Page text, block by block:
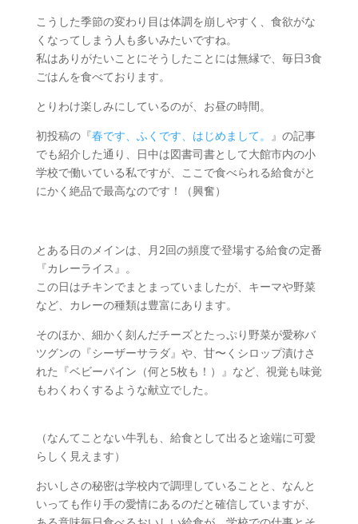
こうした季節の変わり目は体調を崩しやすく、食欲がな
くなってしまう人も多いみたいですね。
私はありがたいことにそうしたことには無縁で、毎日3食
ごはんを食べております。
とりわけ楽しみにしているのが、お昼の時間。
初投稿の『春です、ふくです、はじめまして。 』の記事
でも紹介した通り、日中は図書司書として大館市内の小
学校で働いている私ですが、ここで食べられる給食がと
にかく絶品で最高なのです！（興奮）
とある日のメインは、月2回の頻度で登場する給食の定番
『カレーライス』。
この日はチキンでまとまっていましたが、キーマや野菜
など、カレーの種類は豊富にあります。
そのほか、細かく刻んだチーズとたっぷり野菜が愛称バ
ツグンの『シーザーサラダ』や、甘〜くシロップ漬けさ
れた『ベビーパイン（何と5枚も！）』など、視覚も味覚
もわくわくするような献立でした。
（なんてことない牛乳も、給食として出ると途端に可愛
らしく見えます）
おいしさの秘密は学校内で調理していることと、なんと
いっても作り手の愛情にあるのだと確信していますが、